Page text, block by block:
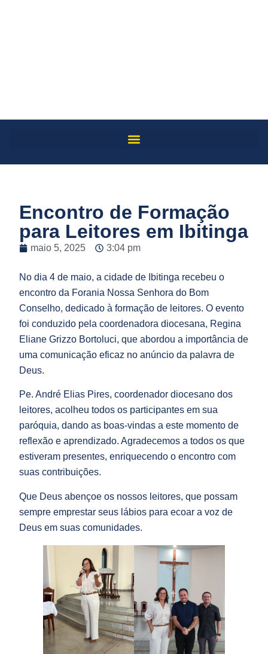
Encontro de Formação
para Leitores em Ibitinga
maio 5, 2025 3:04 pm
No dia 4 de maio, a cidade de Ibitinga recebeu o
encontro da Forania Nossa Senhora do Bom
Conselho, dedicado à formação de leitores. O evento
foi conduzido pela coordenadora diocesana, Regina
Eliane Grizzo Bortoluci, que abordou a importância de
uma comunicação eficaz no anúncio da palavra de
Deus.
Pe. André Elias Pires, coordenador diocesano dos
leitores, acolheu todos os participantes em sua
paróquia, dando as boas-vindas a este momento de
reflexão e aprendizado. Agradecemos a todos os que
estiveram presentes, enriquecendo o encontro com
suas contribuições.
Que Deus abençoe os nossos leitores, que possam
sempre emprestar seus lábios para ecoar a voz de
Deus em suas comunidades.